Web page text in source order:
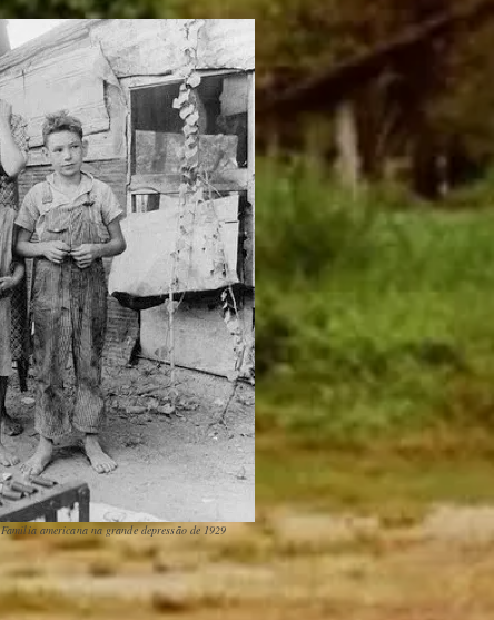
Família americana na grande depressão de 1929